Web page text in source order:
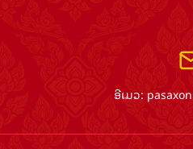
ອີເມວ: